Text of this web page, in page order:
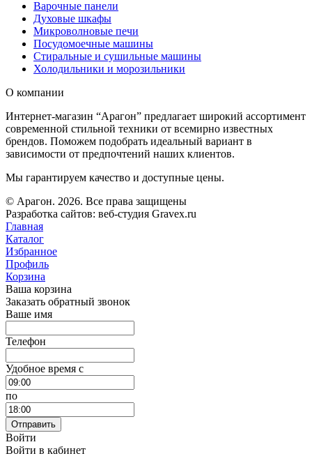
Варочные панели
Духовые шкафы
Микроволновые печи
Посудомоечные машины
Стиральные и сушильные машины
Холодильники и морозильники
О компании
Интернет-магазин “Арагон” предлагает широкий ассортимент
современной стильной техники от всемирно известных
брендов. Поможем подобрать идеальный вариант в
зависимости от предпочтений наших клиентов.
Мы гарантируем качество и доступные цены.
© Арагон. 2026. Все права защищены
Разработка сайтов: веб-студия Gravex.ru
Главная
Каталог
Избранное
Профиль
Корзина
Ваша корзина
Заказать обратный звонок
Ваше имя
Телефон
Удобное время c
по
Отправить
Войти
Войти в кабинет